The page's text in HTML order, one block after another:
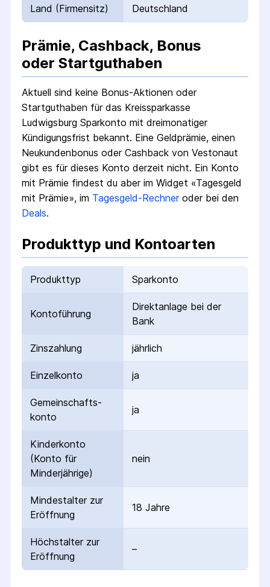
Land (Firmensitz) Deutschland
Prämie, Cashback, Bonus
oder Startguthaben
Aktuell sind keine Bonus-Aktionen oder
Startguthaben für das Kreissparkasse
Ludwigsburg Sparkonto mit dreimonatiger
Kündigungsfrist bekannt. Eine Geldprämie, einen
Neukundenbonus oder Cashback von Vestonaut
gibt es für dieses Konto derzeit nicht. Ein Konto
mit Prämie findest du aber im Widget «Tagesgeld
mit Prämie», im Tagesgeld-Rechneroder bei den
Deals.
Produkttyp und Kontoarten
Produkttyp Sparkonto
Kontoführung
Direktanlage bei der
Bank
Zinszahlung jährlich
Einzelkonto ja
Gemeinschafts­
konto
ja
Kinderkonto
(Konto für
Minderjährige)
nein
Mindestalter zur
Eröffnung
18 Jahre
Höchstalter zur
Eröffnung
–